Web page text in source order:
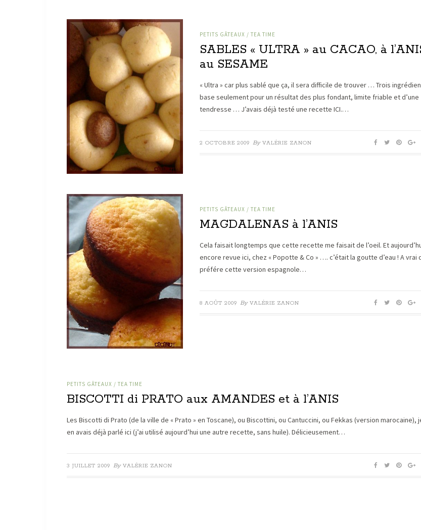
PETITS GÂTEAUX / TEA TIME
SABLES « ULTRA » au CACAO, à
au SESAME
« Ultra » car plus sablé que ça, il sera difficile de trouver … Trois
base seulement pour un résultat des plus fondant, limite friable et d’une
tendresse … J’avais déjà testé une recette ICI.…
2 OCTOBRE 2009 By VALÉRIE ZANON
PETITS GÂTEAUX / TEA TIME
MAGDALENAS à l’ANIS
Cela faisait longtemps que cette recette me faisait de l’oeil. Et
encore revue ici, chez « Popotte & Co » …. c’était la goutte d’eau ! A vrai
préfére cette version espagnole…
8 AOÛT 2009 By VALÉRIE ZANON
PETITS GÂTEAUX / TEA TIME
BISCOTTI di PRATO aux AMANDES et à l’ANIS
Les Biscotti di Prato (de la ville de « Prato » en Toscane), ou Biscottini, ou Cantuccini, ou Fekkas (version marocaine),
en avais déjà parlé ici (j’ai utilisé aujourd’hui une autre recette, sans huile). Délicieusement…
3 JUILLET 2009 By VALÉRIE ZANON